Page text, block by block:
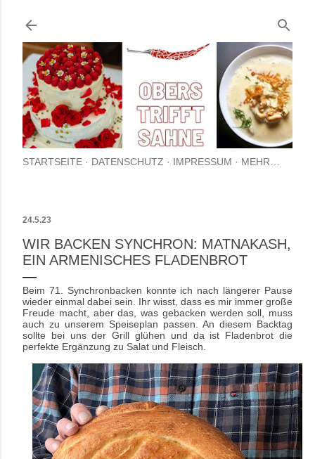
STARTSEITE DATENSCHUTZ IMPRESSUM MEHR…
24.5.23
WIR BACKEN SYNCHRON: MATNAKASH,
EIN ARMENISCHES FLADENBROT
Beim 71. Synchronbacken konnte ich nach längerer Pause
wieder einmal dabei sein. Ihr wisst, dass es mir immer große
Freude macht, aber das, was gebacken werden soll, muss
auch zu unserem Speiseplan passen. An diesem Backtag
sollte bei uns der Grill glühen und da ist Fladenbrot die
perfekte Ergänzung zu Salat und Fleisch.